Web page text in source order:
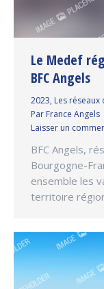
Le Medef
BFC Angels
2023, Les réseaux
Par France Angels
Laisser un
BFC Angels,
Bourgogne-
ensemble les
territoire